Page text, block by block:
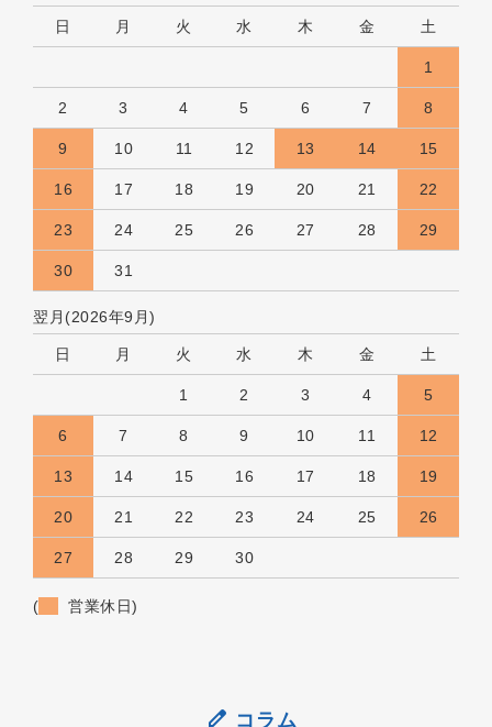
日 月 火 水 木 金 土
1
2 3 4 5 6 7 8
9 10 11 12 13 14 15
16 17 18 19 20 21 22
23 24 25 26 27 28 29
30 31
翌月(2026年9月)
日 月 火 水 木 金 土
1 2 3 4 5
6 7 8 9 10 11 12
13 14 15 16 17 18 19
20 21 22 23 24 25 26
27 28 29 30
( 営業休日)
コラム